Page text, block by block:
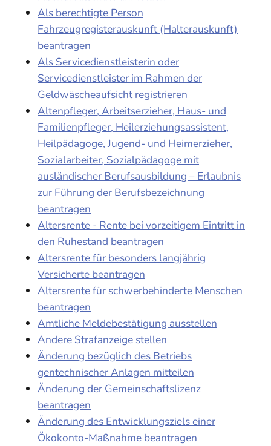
Als berechtigte Person
Fahrzeugregisterauskunft (Halterauskunft)
beantragen
Als Servicedienstleisterin oder
Servicedienstleister im Rahmen der
Geldwäscheaufsicht registrieren
Altenpfleger, Arbeitserzieher, Haus- und
Familienpfleger, Heilerziehungsassistent,
Heilpädagoge, Jugend- und Heimerzieher,
Sozialarbeiter, Sozialpädagoge mit
ausländischer Berufsausbildung – Erlaubnis
zur Führung der Berufsbezeichnung
beantragen
Altersrente - Rente bei vorzeitigem Eintritt in
den Ruhestand beantragen
Altersrente für besonders langjährig
Versicherte beantragen
Altersrente für schwerbehinderte Menschen
beantragen
Amtliche Meldebestätigung ausstellen
Andere Strafanzeige stellen
Änderung bezüglich des Betriebs
gentechnischer Anlagen mitteilen
Änderung der Gemeinschaftslizenz
beantragen
Änderung des Entwicklungsziels einer
Ökokonto-Maßnahme beantragen